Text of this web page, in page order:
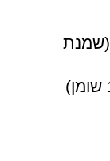
(שמנת